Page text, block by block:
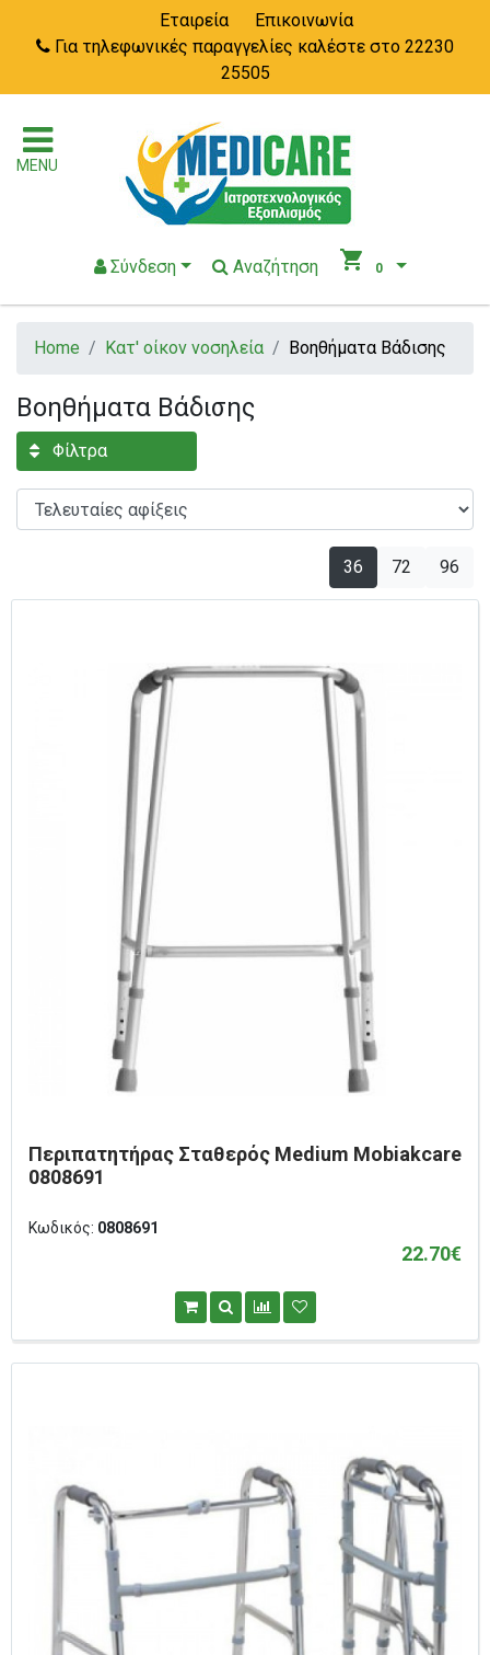
Εταιρεία
Επικοινωνία
Για τηλεφωνικές παραγγελίες καλέστε στο 22230
25505
MENU
Σύνδεση Αναζήτηση shopping_cart 0
Home Κατ' οίκον νοσηλεία Βοηθήματα Βάδισης
Βοηθήματα Βάδισης
Φίλτρα
36 72 96
Περιπατητήρας Σταθερός Medium Mobiakcare
0808691
Κωδικός: 0808691
22.70€